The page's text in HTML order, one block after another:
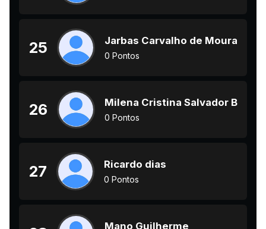
25 Jarbas Carvalho de Moura
0 Pontos
26 Milena Cristina Salvador
0 Pontos
27 Ricardo dias
0 Pontos
Mano Guilherme